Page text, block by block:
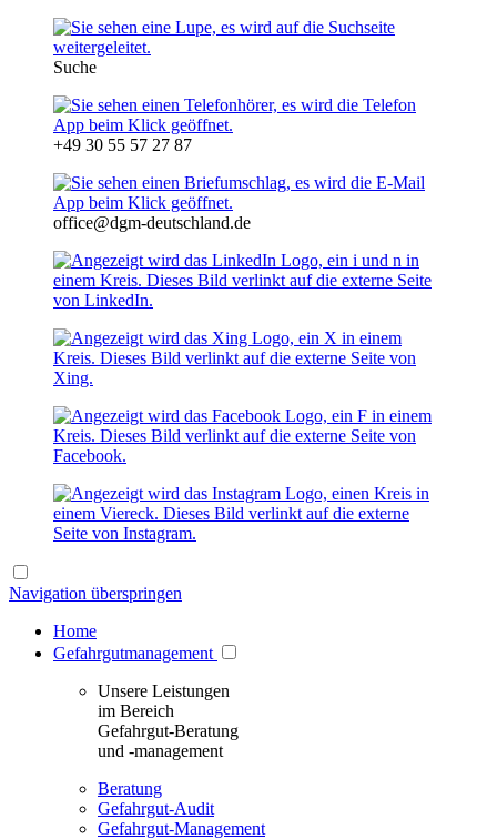
Suche
+49 30 55 57 27 87
office@dgm-deutschland.de
Navigation überspringen
Home
Gefahrgutmanagement
Unsere Leistungen
im Bereich
Gefahrgut-Beratung
und -management
Beratung
Gefahrgut-Audit
Gefahrgut-Management